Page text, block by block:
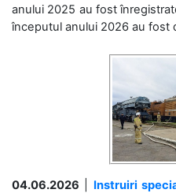
anului 2025 au fost
începutul anului 2026 au fost
04.06.2026
Instruiri